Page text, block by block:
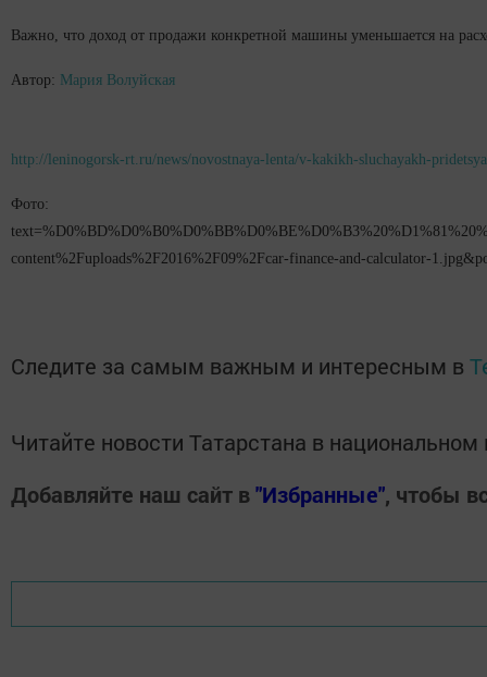
Важно, что доход от продажи конкретной машины уменьшается на
Автор: Мария Волуйская
http://leninogorsk-rt.ru/news/novostnaya-lenta/v-kakikh-sluchayakh-
Фото:
content%2Fuploads%2F2016%2F09%2Fcar-finance-and-calculator-
Следите за самым важным и интересным в
Читайте новости Татарстана в
Добавляйте наш сайт в"Избранные", чтобы